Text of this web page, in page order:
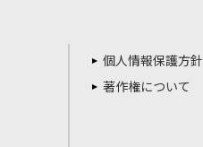
個人情報保護方針
著作権について